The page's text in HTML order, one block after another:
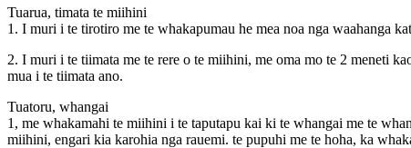
Tuarua, timata te miihini
1. I muri i te tirotiro me te whakapumau he mea noa nga waahanga
2. I muri i te tiimata me te rere o te miihini, me oma mo te 2 meneti
mua i te tiimata ano.
Tuatoru, whangai
1, me whakamahi te miihini i te taputapu kai ki te whangai me te
miihini, engari kia karohia nga rauemi. te pupuhi me te hoha, ka